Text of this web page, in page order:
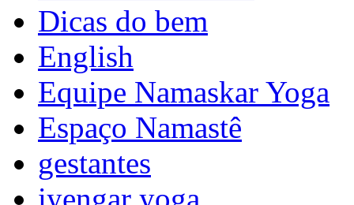
Dicas do bem
English
Equipe Namaskar Yoga
Espaço Namastê
gestantes